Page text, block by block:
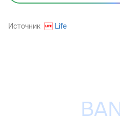
Источник Life